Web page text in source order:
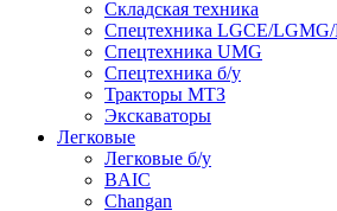
Складская техника
Спецтехника LGCE/
Спецтехника UMG
Спецтехника б/у
Тракторы МТЗ
Экскаваторы
Легковые
Легковые б/у
BAIC
Changan